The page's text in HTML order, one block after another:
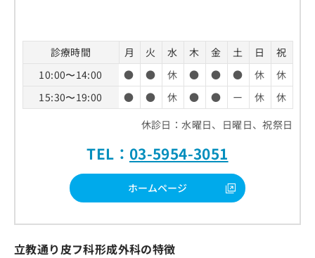
診療時間 月 火 水 木 金 土 日
祝
10:00〜14:00
● ● 休 ● ● ● 休
休
15:30〜19:00
● ● 休 ● ● ー 休
休
休診日：水曜日、日曜日、祝祭日
TEL： 03-5954-3051
ホームページ
立教通り皮フ科形成外科の特徴